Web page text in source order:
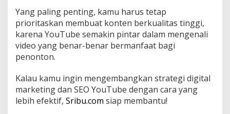
Yang paling penting, kamu harus tetap
prioritaskan membuat konten berkualitas tinggi,
karena YouTube semakin pintar dalam mengenali
video yang benar-benar bermanfaat bagi
penonton.
Kalau kamu ingin mengembangkan strategi digital
marketing dan SEO YouTube dengan cara yang
lebih efektif, Sribu.com siap membantu!